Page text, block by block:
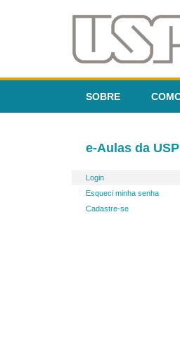
SOBRE
e-Aulas da USP
Login
Esqueci minha senha
Cadastre-se